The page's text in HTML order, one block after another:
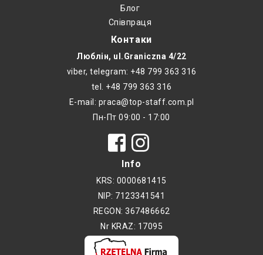
Блог
Співпраця
Контаки
Люблін, ul.Graniczna 4/22
viber, telegram: +48 799 363 316
tel. +48 799 363 316
E-mail: praca@top-staff.com.pl
Пн-Пт 09:00 - 17:00
Info
KRS: 0000681415
NIP: 7123341541
REGON: 367486662
Nr KRAZ: 17095